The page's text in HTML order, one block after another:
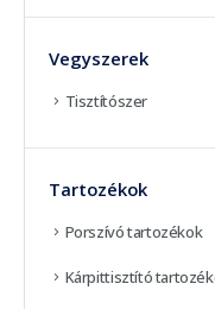
Vegyszerek
Tisztítószer
Tartozékok
Porszívó tartozékok
Kárpittisztító